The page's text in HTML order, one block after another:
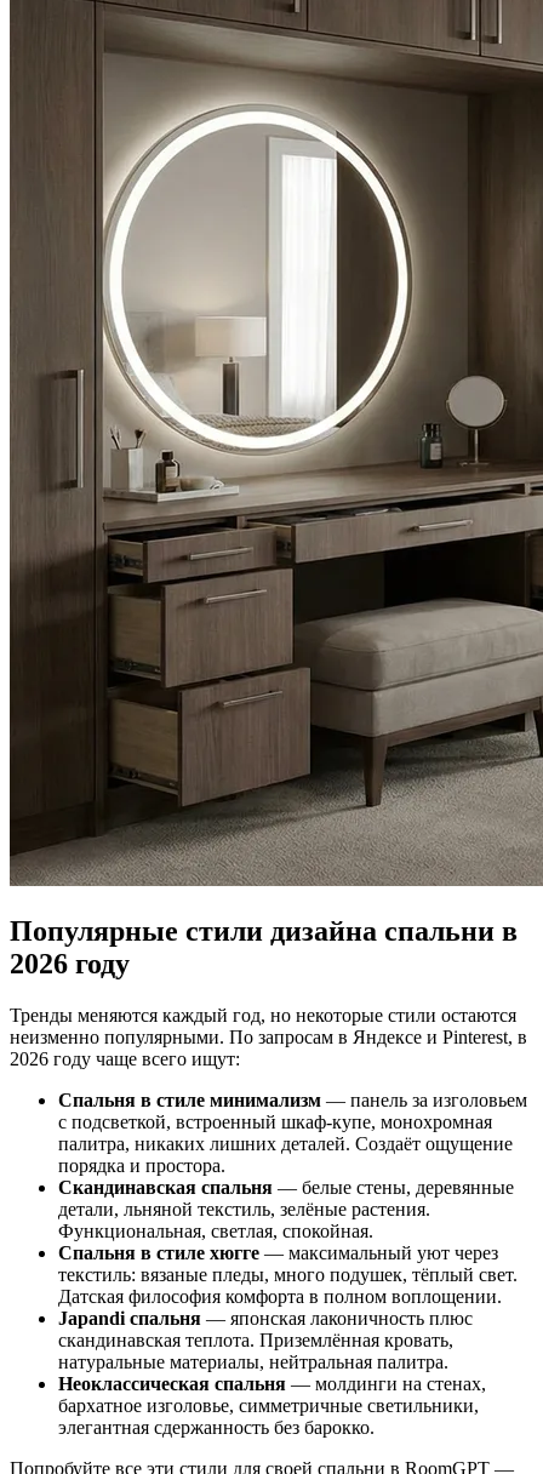
Популярные стили дизайна спальни в
2026 году
Тренды меняются каждый год, но некоторые стили остаются
неизменно популярными. По запросам в Яндексе и Pinterest, в
2026 году чаще всего ищут:
Спальня в стиле минимализм — панель за изголовьем
с подсветкой, встроенный шкаф-купе, монохромная
палитра, никаких лишних деталей. Создаёт ощущение
порядка и простора.
Скандинавская спальня — белые стены, деревянные
детали, льняной текстиль, зелёные растения.
Функциональная, светлая, спокойная.
Спальня в стиле хюгге — максимальный уют через
текстиль: вязаные пледы, много подушек, тёплый свет.
Датская философия комфорта в полном воплощении.
Japandi спальня — японская лаконичность плюс
скандинавская теплота. Приземлённая кровать,
натуральные материалы, нейтральная палитра.
Неоклассическая спальня — молдинги на стенах,
бархатное изголовье, симметричные светильники,
элегантная сдержанность без барокко.
Попробуйте все эти стили для своей спальни в RoomGPT —